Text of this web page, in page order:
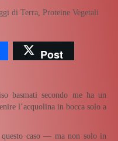
di Terra Proteine Vegetali
Post
basmati secondo me ha un
l’acquolina in bocca solo a
caso — ma non solo in